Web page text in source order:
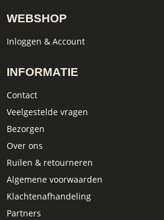
WEBSHOP
Inloggen & Account
INFORMATIE
Contact
Veelgestelde vragen
Bezorgen
Over ons
Ruilen & retourneren
Algemene voorwaarden
Klachtenafhandeling
Partners